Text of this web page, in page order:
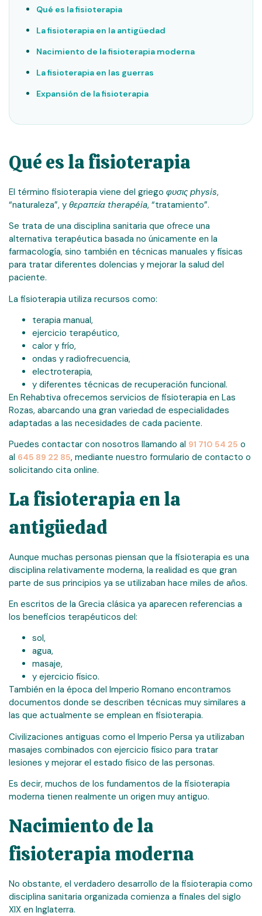
Qué es la fisioterapia
La fisioterapia en la antigüedad
Nacimiento de la fisioterapia moderna
La fisioterapia en las guerras
Expansión de la fisioterapia
Qué es la fisioterapia
El término fisioterapia viene del griego φυσις physis,
“naturaleza”, y θεραπεία therapéia, “tratamiento”.
Se trata de una disciplina sanitaria que ofrece una
alternativa terapéutica basada no únicamente en la
farmacología, sino también en técnicas manuales y físicas
para tratar diferentes dolencias y mejorar la salud del
paciente.
La fisioterapia utiliza recursos como:
terapia manual,
ejercicio terapéutico,
calor y frío,
ondas y radiofrecuencia,
electroterapia,
y diferentes técnicas de recuperación funcional.
En Rehabtiva ofrecemos servicios de fisioterapia en Las
Rozas, abarcando una gran variedad de especialidades
adaptadas a las necesidades de cada paciente.
Puedes contactar con nosotros llamando al 91 710 54 25 o
al 645 89 22 85, mediante nuestro formulario de contacto o
solicitando cita online.
La fisioterapia en la
antigüedad
Aunque muchas personas piensan que la fisioterapia es una
disciplina relativamente moderna, la realidad es que gran
parte de sus principios ya se utilizaban hace miles de años.
En escritos de la Grecia clásica ya aparecen referencias a
los beneficios terapéuticos del:
sol,
agua,
masaje,
y ejercicio físico.
También en la época del Imperio Romano encontramos
documentos donde se describen técnicas muy similares a
las que actualmente se emplean en fisioterapia.
Civilizaciones antiguas como el Imperio Persa ya utilizaban
masajes combinados con ejercicio físico para tratar
lesiones y mejorar el estado físico de las personas.
Es decir, muchos de los fundamentos de la fisioterapia
moderna tienen realmente un origen muy antiguo.
Nacimiento de la
fisioterapia moderna
No obstante, el verdadero desarrollo de la fisioterapia como
disciplina sanitaria organizada comienza a finales del siglo
XIX en Inglaterra.